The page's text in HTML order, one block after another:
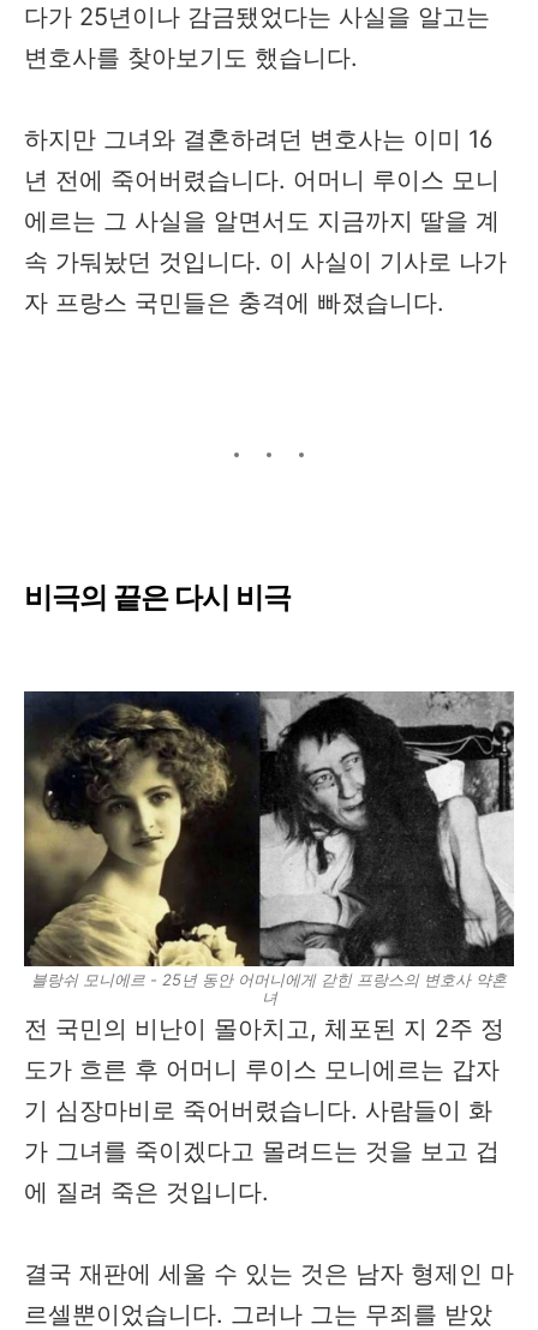
다가 25년이나 감금됐었다는 사실을 알고는
변호사를 찾아보기도 했습니다.
하지만 그녀와 결혼하려던 변호사는 이미 16
년 전에 죽어버렸습니다. 어머니 루이스 모니
에르는 그 사실을 알면서도 지금까지 딸을 계
속 가둬놨던 것입니다. 이 사실이 기사로 나가
자 프랑스 국민들은 충격에 빠졌습니다.
비극의 끝은 다시 비극
블랑쉬 모니에르 - 25년 동안 어머니에게 갇힌 프랑스의 변호사 약혼
녀
전 국민의 비난이 몰아치고, 체포된 지 2주 정
도가 흐른 후 어머니 루이스 모니에르는 갑자
기 심장마비로 죽어버렸습니다. 사람들이 화
가 그녀를 죽이겠다고 몰려드는 것을 보고 겁
에 질려 죽은 것입니다.
결국 재판에 세울 수 있는 것은 남자 형제인 마
르셀뿐이었습니다. 그러나 그는 무죄를 받았